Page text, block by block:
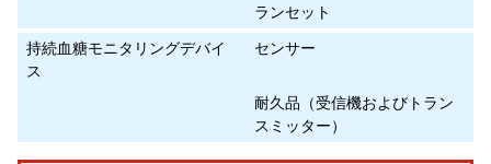
ランセット
持続血糖モニタリングデバイ
ス
センサー
耐久品（受信機およびトラン
スミッター）